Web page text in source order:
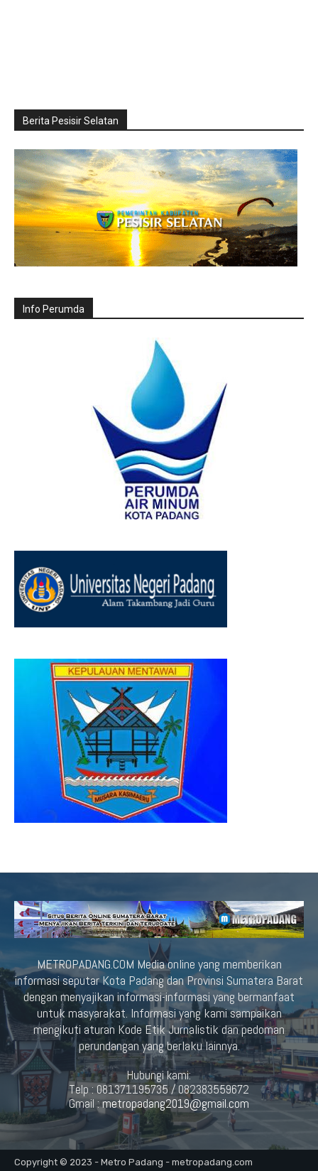
Berita Pesisir Selatan
Info Perumda
METROPADANG.COM Media online yang memberikan
informasi seputar Kota Padang dan Provinsi Sumatera Barat
dengan menyajikan informasi-informasi yang bermanfaat
untuk masyarakat. Informasi yang kami sampaikan
mengikuti aturan Kode Etik Jurnalistik dan pedoman
perundangan yang berlaku lainnya.
Hubungi kami:
Telp : 081371195735 / 082383559672
Gmail :metropadang2019@gmail.com
Copyright © 2023 - Metro Padang - metropadang.com